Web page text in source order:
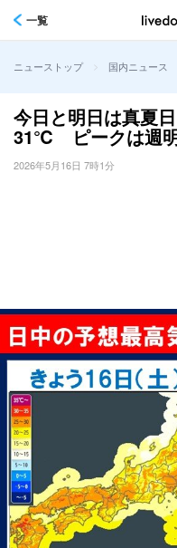
一覧
ニューストップ > 国内ニュース
今日と明日は真夏
31℃ ピークは週明
2026年5月16日 7時1分